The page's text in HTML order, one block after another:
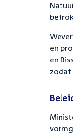
en
en
zodat